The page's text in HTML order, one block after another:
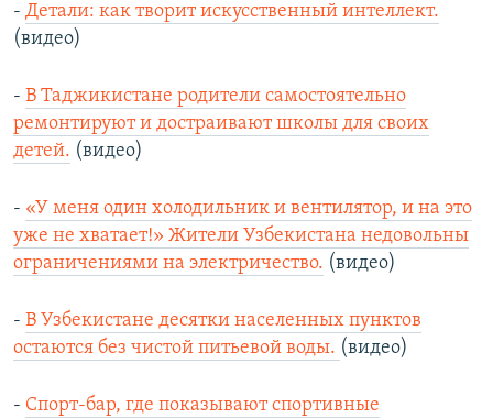
- Детали: как творит искусственный интеллект.
(видео)
- В Таджикистане родители самостоятельно
ремонтируют и достраивают школы для своих
детей. (видео)
- «У меня один холодильник и вентилятор, и на это
уже не хватает!» Жители Узбекистана недовольны
ограничениями на электричество. (видео)
- В Узбекистане десятки населенных пунктов
остаются без чистой питьевой воды. (видео)
- Спорт-бар, где показывают спортивные